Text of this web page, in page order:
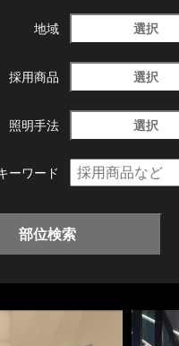
地域 選択
採用商品 選択
照明手法 選択
ーワード
部位検索